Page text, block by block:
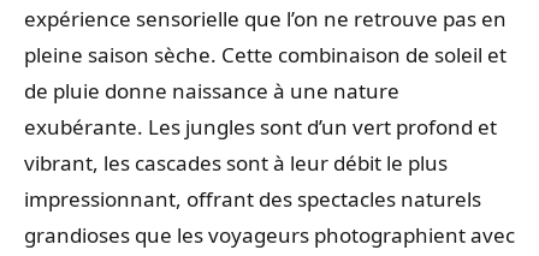
expérience sensorielle que l’on ne retrouve pas en
pleine saison sèche. Cette combinaison de soleil et
de pluie donne naissance à une nature
exubérante. Les jungles sont d’un vert profond et
vibrant, les cascades sont à leur débit le plus
impressionnant, offrant des spectacles naturels
grandioses que les voyageurs photographient avec